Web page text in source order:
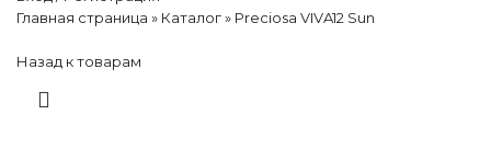
Главная страница » Каталог» Preciosa VIVA12 Sun
Назад к товарам